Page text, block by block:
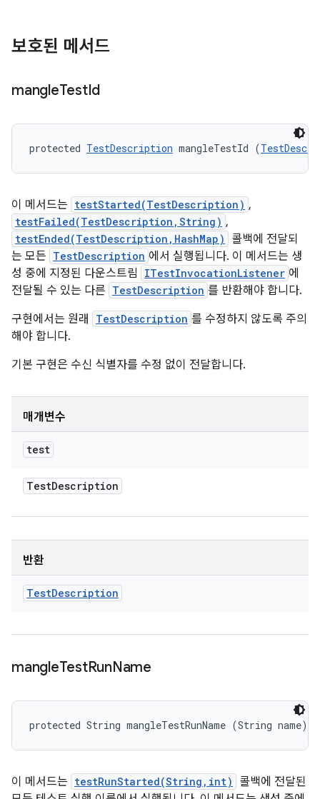
보호된 메서드
mangleTestId
protected TestDescription mangleTestId (
이 메서드는 testStarted(TestDescription) ,
testFailed(TestDescription,String) ,
testEnded(TestDescription,HashMap)
콜백에 전달되
는 모든 TestDescription 에서 실행됩니다. 이 메서드는 생
성 중에 지정된 다운스트림
ITestInvocationListener 에
전달될 수 있는 다른 TestDescription 를 반환해야 합니다.
구현에서는 원래
TestDescription 를 수정하지 않도록 주의
해야 합니다.
기본 구현은 수신 식별자를 수정 없이 전달합니다.
매개변수
test
TestDescription
반환
TestDescription
mangleTestRunName
protected String mangleTestRunName (String name)
이 메서드는 testRunStarted(String,int)
콜백에 전달된